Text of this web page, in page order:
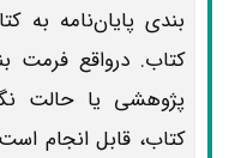
بندی پایان‌نامه
کتاب. درواقع‌ فرمت
پژوهشی یا حالت
کتاب، قابل انجام